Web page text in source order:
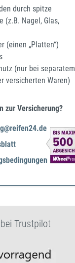
durch spitze
(z.B. Nagel, Glas,
(einen „Platten“)
(nur bei separatem
versicherten Waren)
zur Versicherung?
Trustpilot